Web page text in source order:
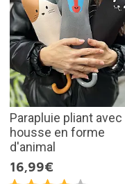
Parapluie pliant avec
housse en forme
d'animal
16,99€